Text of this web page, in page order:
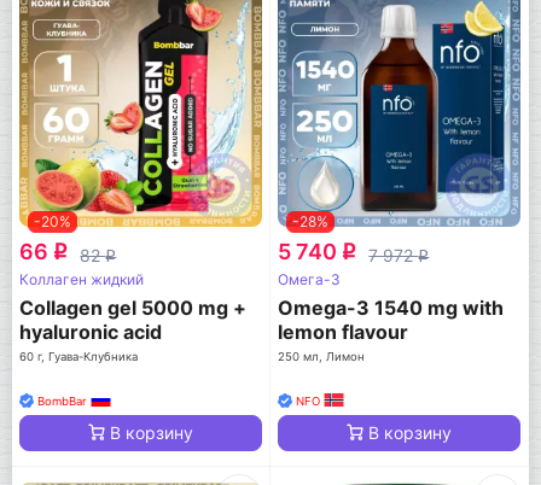
-20%
66 q 82q
Коллаген жидкий
Collagen gel 5000 mg +
hyaluronic acid
60 г, Гуава-Клубника
BombBar
В корзину
-28%
5 740 q 7 972q
Омега-3
Omega-3 1540 mg with
lemon flavour
250 мл, Лимон
NFO
В корзину